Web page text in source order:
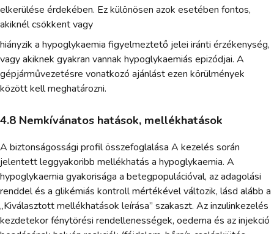
elkerülése érdekében. Ez különösen azok esetében fontos,
akiknél csökkent vagy
hiányzik a hypoglykaemia figyelmeztető jelei iránti érzékenység,
vagy akiknek gyakran vannak hypoglykaemiás epizódjai. A
gépjárművezetésre vonatkozó ajánlást ezen körülmények
között kell meghatározni.
4.8 Nemkívánatos hatások, mellékhatások
A biztonságossági profil összefoglalása A kezelés során
jelentett leggyakoribb mellékhatás a hypoglykaemia. A
hypoglykaemia gyakorisága a betegpopulációval, az adagolási
renddel és a glikémiás kontroll mértékével változik, lásd alább a
„Kiválasztott mellékhatások leírása” szakaszt. Az inzulinkezelés
kezdetekor fénytörési rendellenességek, oedema és az injekció